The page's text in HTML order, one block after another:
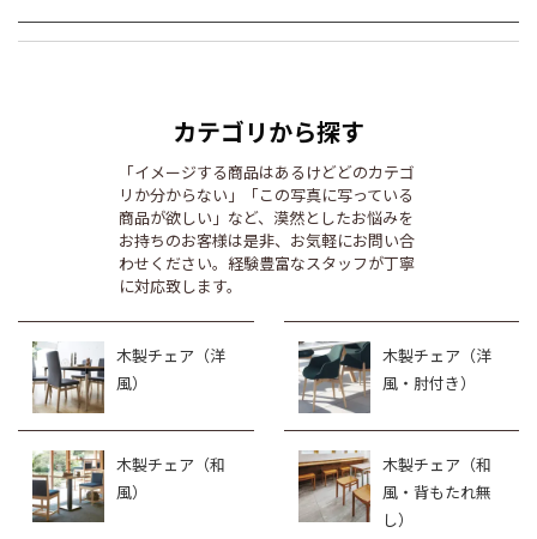
カテゴリから探す
「イメージする商品はあるけどどのカテゴ
リか分からない」「この写真に写っている
商品が欲しい」など、漠然としたお悩みを
お持ちのお客様は是非、お気軽にお問い合
わせください。経験豊富なスタッフが丁寧
に対応致します。
木製チェア（洋
風）
木製チェア（洋
風・肘付き）
木製チェア（和
風）
木製チェア（和
風・背もたれ無
し）